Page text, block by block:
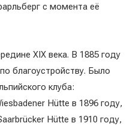
с момента её
XIX века. В 1885 году
благоустройству. Было
клуба:
Hütte в 1896 году,
Hütte в 1910 году,